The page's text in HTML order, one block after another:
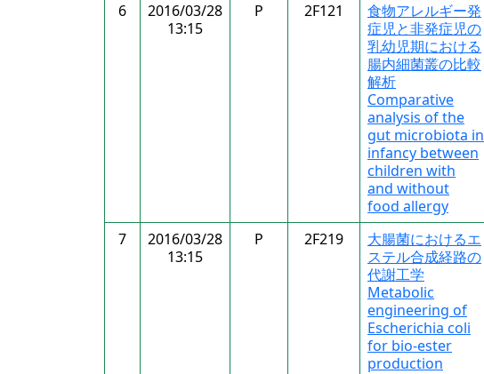
6
2016/03/28
13:15
P 2F121
食物アレルギー発
症児と非発症児の
乳幼児期における
腸内細菌叢の比較
解析
Comparative
analysis of the
gut microbiota in
infancy between
children with
and without
food allergy
7
2016/03/28
13:15
P 2F219
大腸菌におけるエ
ステル合成経路の
代謝工学
Metabolic
engineering of
Escherichia coli
for bio-ester
production